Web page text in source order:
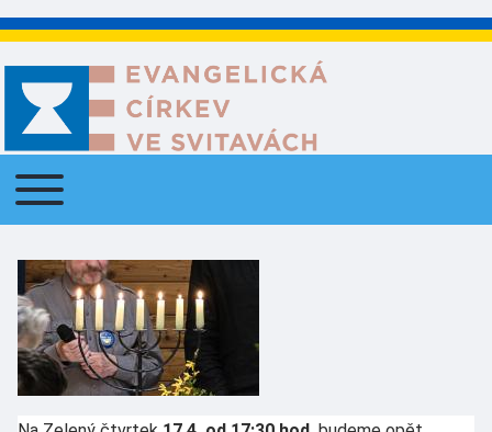
Main navigation
Toggle main menu